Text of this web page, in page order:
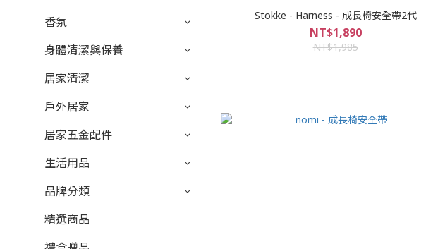
香氛
身體清潔與保養
居家清潔
戶外居家
居家五金配件
生活用品
品牌分類
精選商品
Stokke - Harness - 成長椅安全帶2代
NT$1,890
NT$1,985